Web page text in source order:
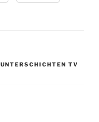
UNTERSCHICHTEN TV